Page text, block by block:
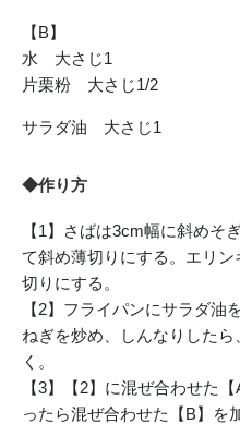
【B】
水 大さじ1
片栗粉 大さじ1/2
サラダ油 大さじ1
◆作り方
【1】さばは3cm幅に斜めそ
て斜め薄切りにする。エリ
切りにする。
【2】フライパンにサラダ油
ねぎを炒め、しんなりした
く。
【3】【2】に混ぜ合わせた
ったら混ぜ合わせた【B】を